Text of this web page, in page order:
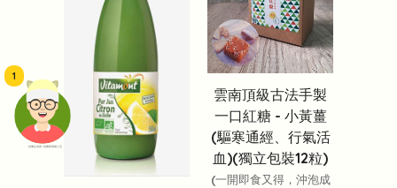
頭像生成器: 快樂家庭網上店
1
雲南頂級古法手製
一口紅糖 - 小黃薑
(驅寒通經、行氣活
血)(獨立包裝12粒)
(一開即食又得，沖泡成